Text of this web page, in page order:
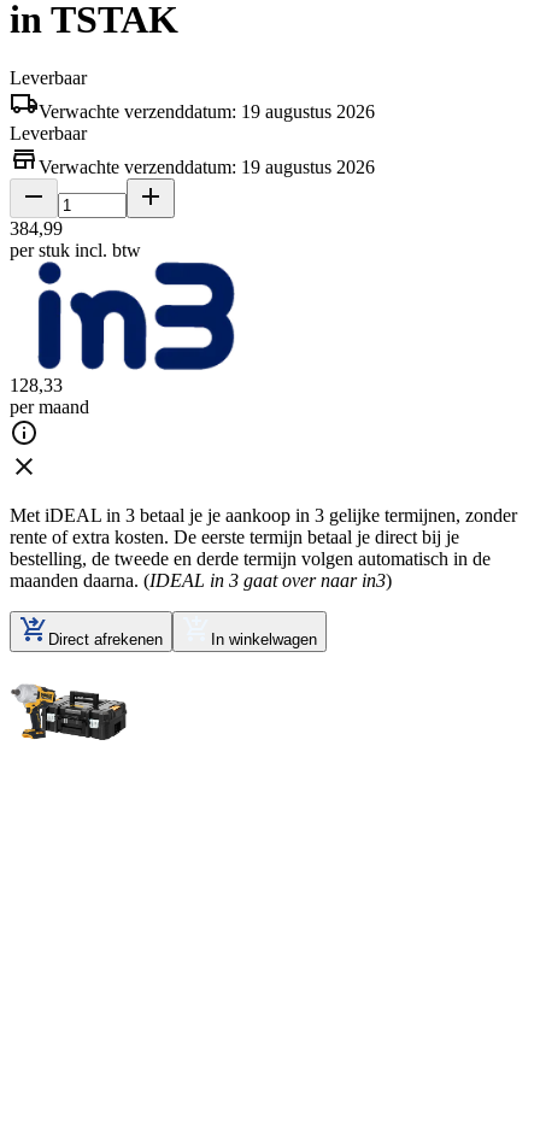
in TSTAK
Leverbaar
Verwachte verzenddatum: 19 augustus 2026
Leverbaar
Verwachte verzenddatum: 19 augustus 2026
384,99
per stuk incl. btw
128,33
per maand
Met iDEAL in 3 betaal je je aankoop in 3 gelijke termijnen, zonder
rente of extra kosten. De eerste termijn betaal je direct bij je
bestelling, de tweede en derde termijn volgen automatisch in de
maanden daarna. (IDEAL in 3 gaat over naar in3)
Direct afrekenen In winkelwagen